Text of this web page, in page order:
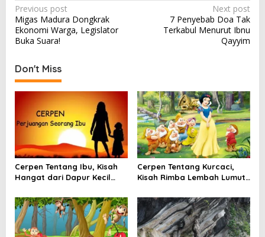
P
o
s
t
n
a
v
i
g
a
t
i
o
n
Previous post
Migas Madura Dongkrak
Ekonomi Warga, Legislator
Buka Suara!
Next post
7 Penyebab Doa Tak
Terkabul Menurut Ibnu
Qayyim
Don't Miss
Cerpen Tentang Ibu, Kisah
Hangat dari Dapur Kecil
Pulang
Cerpen Tentang Kurcaci,
Kisah Rimba Lembah Lumut